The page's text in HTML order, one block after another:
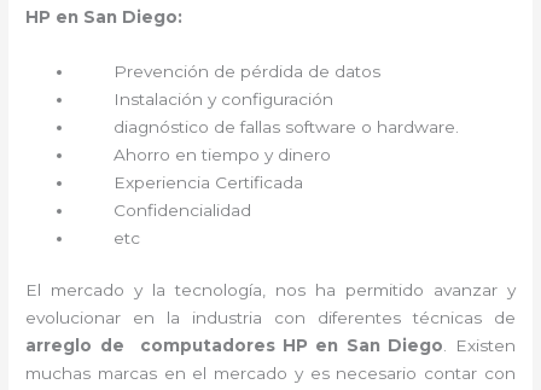
HP en San Diego:
Prevención de pérdida de datos
Instalación y configuración
diagnóstico de fallas software o hardware
Ahorro en tiempo y dinero
Experiencia Certificada
Confidencialidad
etc
El mercado y la tecnología, nos ha permitido avanzar y
evolucionar en la industria con diferentes técnicas de
arreglo de computadores HP en San Diego. Existen
muchas marcas en el mercado y es necesario contar con